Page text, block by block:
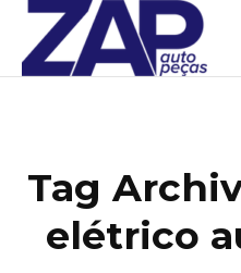
Tag
elétrico